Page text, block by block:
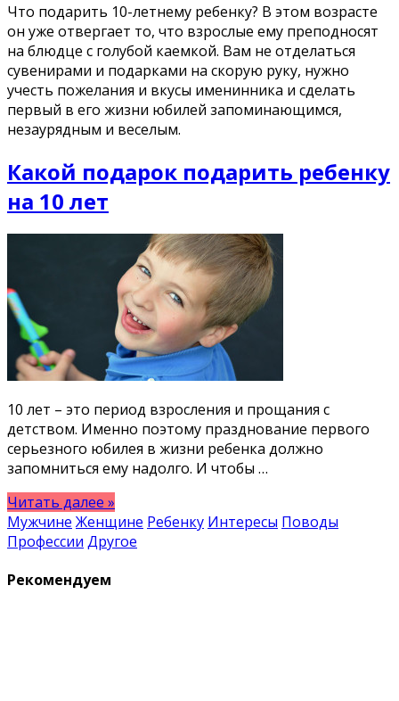
Что подарить 10-летнему ребенку? В этом возрасте
он уже отвергает то, что взрослые ему преподносят
на блюдце с голубой каемкой. Вам не отделаться
сувенирами и подарками на скорую руку, нужно
учесть пожелания и вкусы именинника и сделать
первый в его жизни юбилей запоминающимся,
незаурядным и веселым.
Какой подарок подарить ребенку
на 10 лет
10 лет – это период взросления и прощания с
детством. Именно поэтому празднование первого
серьезного юбилея в жизни ребенка должно
запомниться ему надолго. И чтобы …
Читать далее »
Мужчине Женщине Ребенку Интересы Поводы
Профессии Другое
Рекомендуем